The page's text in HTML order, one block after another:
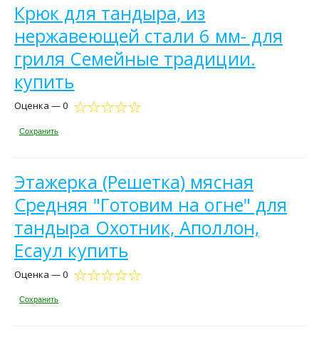
Крюк для тандыра, из
нержавеющей стали 6 мм- для
гриля Семейные традиции.
купить
Оценка — 0
Сохранить
Этажерка (Решетка) мясная
Средняя "Готовим на огне" для
тандыра Охотник, Аполлон,
Есаул купить
Оценка — 0
Сохранить